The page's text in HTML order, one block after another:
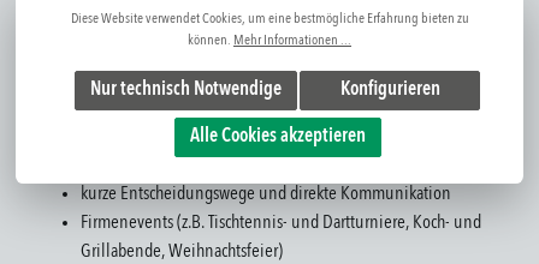
Einbindung in Projektarbeiten
spezifische Weiterbildungsmaßnahmen
gute Übernahmechancen bei erfolgreichem Abschluss
50 € steuerfreier Sachbezug (Edenred)
Urlaubs- und Weihnachtsgeld
kurze Entscheidungswege und direkte Kommunikation
Firmenevents (z.B. Tischtennis- und Dartturniere, Koch- und
Grillabende, Weihnachtsfeier)
Diese Website verwendet Cookies, um eine bestmögliche Erfahrung bieten zu
können. Mehr Informationen ...
Nur technisch Notwendige Konfigurieren
Alle Cookies akzeptieren